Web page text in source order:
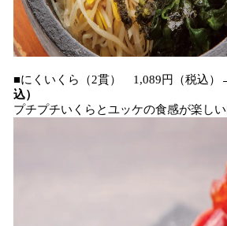
■にくいくら（2貫） 1,089円（税込）
込）
プチプチいくらとユッケの食感が楽しい